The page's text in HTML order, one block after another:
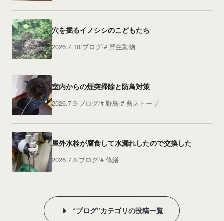
穴を掘るイノシシのこどもたち
2026.7.10 ブログ 野生動物
室内からの煙突掃除と防鳥対策
2026.7.9 ブログ 野鳥 薪ストーブ
屋外水栓が腐食して水漏れしたので交換した
2026.7.8 ブログ 修繕
“ブログ”カテゴリの投稿一覧